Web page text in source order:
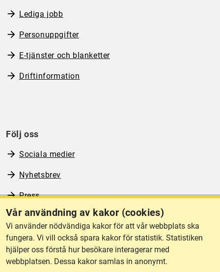
Vår användning av kakor (cookies)
Vi använder nödvändiga kakor för att vår webbplats ska
fungera. Vi vill också spara kakor för statistik. Statistiken
hjälper oss förstå hur besökare interagerar med
webbplatsen. Dessa kakor samlas in anonymt.
Lediga jobb
Personuppgifter
E-tjänster och blanketter
Driftinformation
Följ oss
Sociala medier
Nyhetsbrev
Press
RSS
Om webbplatsen